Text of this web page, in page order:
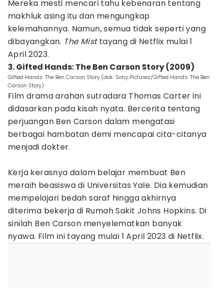
Mereka mesti mencari tahu kebenaran tentang
makhluk asing itu dan mengungkap
kelemahannya. Namun, semua tidak seperti yang
dibayangkan. The Misttayang di Netflix mulai 1
April 2023.
3. Gifted Hands: The Ben Carson Story (2009)
Gifted Hands: The Ben Carson Story (dok. Sony Pictures/Gifted Hands: The Ben
Carson Story)
Film drama arahan sutradara Thomas Carter ini
didasarkan pada kisah nyata. Bercerita tentang
perjuangan Ben Carson dalam mengatasi
berbagai hambatan demi mencapai cita-citanya
menjadi dokter.
Kerja kerasnya dalam belajar membuat Ben
meraih beasiswa di Universitas Yale. Dia kemudian
mempelajari bedah saraf hingga akhirnya
diterima bekerja di Rumah Sakit Johns Hopkins. Di
sinilah Ben Carson menyelematkan banyak
nyawa. Film ini tayang mulai 1 April 2023 di Netflix.